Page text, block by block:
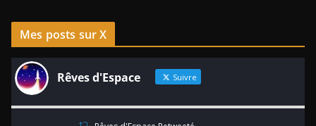
Mes posts sur X
Rêves d'Espace Suivre